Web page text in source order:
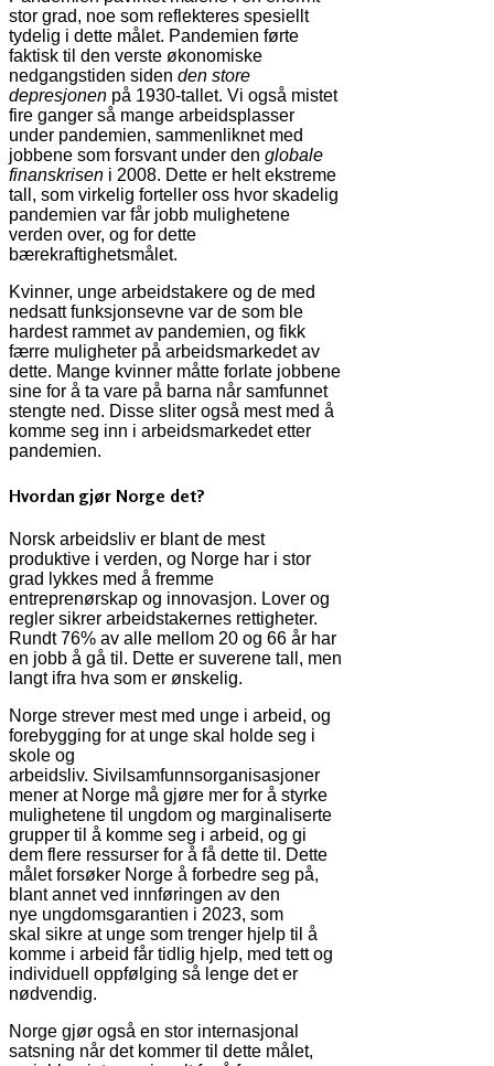
stor grad, noe som reflekteres spesiellt
tydelig i dette målet. Pandemien førte
faktisk til den verste økonomiske
nedgangstiden siden den store
depresjonen på 1930-tallet. Vi også mistet
fire ganger så mange arbeidsplasser
under pandemien, sammenliknet med
jobbene som forsvant under den globale
finanskrisen i 2008. Dette er helt ekstreme
tall, som virkelig forteller oss hvor skadelig
pandemien var får jobb mulighetene
verden over, og for dette
bærekraftighetsmålet.
Kvinner, unge arbeidstakere og de med
nedsatt funksjonsevne var de som ble
hardest rammet av pandemien, og fikk
færre muligheter på arbeidsmarkedet av
dette. Mange kvinner måtte forlate jobbene
sine for å ta vare på barna når samfunnet
stengte ned. Disse sliter også mest med å
komme seg inn i arbeidsmarkedet etter
pandemien.
Hvordan gjør Norge det?
Norsk arbeidsliv er blant de mest
produktive i verden, og Norge har i stor
grad lykkes med å fremme
entreprenørskap og innovasjon. Lover og
regler sikrer arbeidstakernes rettigheter.
Rundt 76% av alle mellom 20 og 66 år har
en jobb å gå til. Dette er suverene tall, men
langt ifra hva som er ønskelig.
Norge strever mest med unge i arbeid, og
forebygging for at unge skal holde seg i
skole og
arbeidsliv. Sivilsamfunnsorganisasjoner
mener at Norge må gjøre mer for å styrke
mulighetene til ungdom og marginaliserte
grupper til å komme seg i arbeid, og gi
dem flere ressurser for å få dette til. Dette
målet forsøker Norge å forbedre seg på,
blant annet ved innføringen av den
nye ungdomsgarantien i 2023, som
skal sikre at unge som trenger hjelp til å
komme i arbeid får tidlig hjelp, med tett og
individuell oppfølging så lenge det er
nødvendig.
Norge gjør også en stor internasjonal
satsning når det kommer til dette målet,